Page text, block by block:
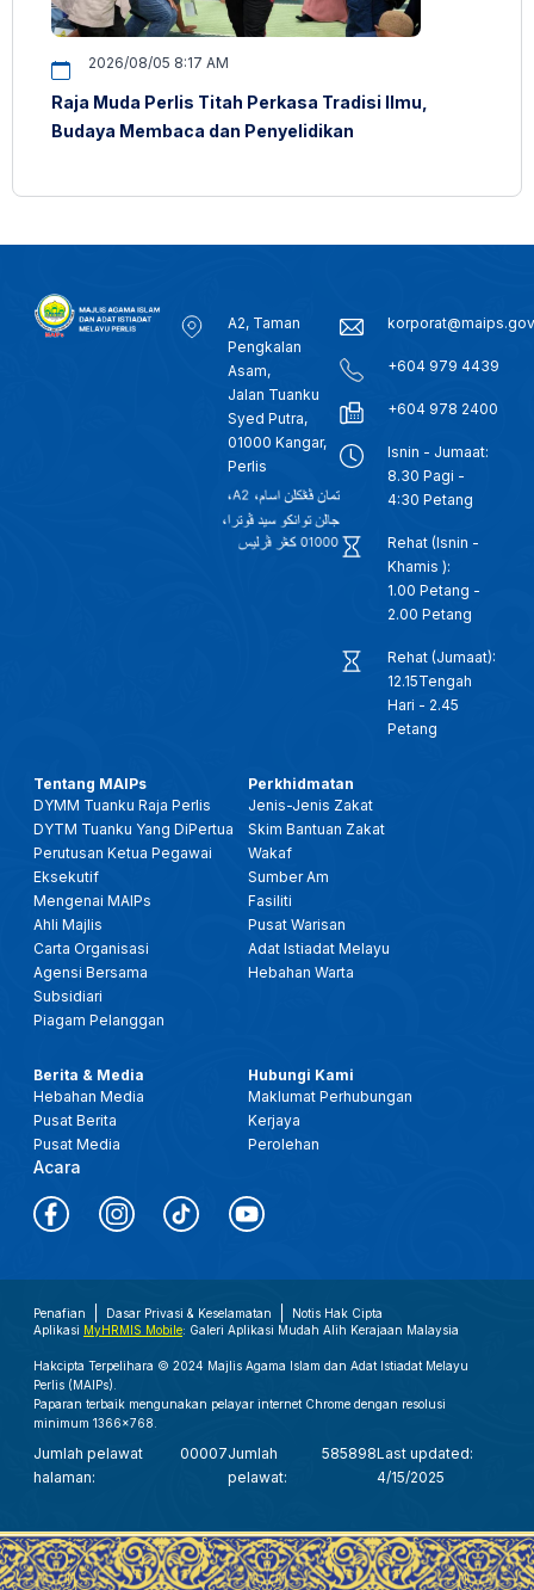
2026/08/05 8:17 AM
Raja Muda Perlis Titah Perkasa Tradisi Ilmu,
Budaya Membaca dan Penyelidikan
A2, Taman
Pengkalan
Asam,
Jalan Tuanku
Syed Putra,
01000 Kangar,
Perlis
+604 979 4439
+604 978 2400
Isnin - Jumaat:
8.30 Pagi -
4:30 Petang
Rehat (Isnin -
Khamis ):
1.00 Petang -
2.00 Petang
Rehat (Jumaat):
12.15Tengah
Hari - 2.45
Petang
Tentang MAIPs
DYMM Tuanku Raja Perlis
DYTM Tuanku Yang DiPertua
Perutusan Ketua Pegawai
Eksekutif
Mengenai MAIPs
Ahli Majlis
Carta Organisasi
Agensi Bersama
Subsidiari
Piagam Pelanggan
Perkhidmatan
Jenis-Jenis Zakat
Skim Bantuan Zakat
Wakaf
Sumber Am
Fasiliti
Pusat Warisan
Adat Istiadat Melayu
Hebahan Warta
Berita & Media
Hebahan Media
Pusat Berita
Pusat Media
Acara
Hubungi Kami
Maklumat Perhubungan
Kerjaya
Perolehan
Penafian Dasar Privasi & Keselamatan
Notis Hak Cipta
Aplikasi MyHRMIS Mobile: Galeri Aplikasi Mudah Alih Kerajaan Malaysia
Hakcipta Terpelihara © 2024 Majlis Agama Islam dan Adat Istiadat Melayu
Perlis (MAIPs).
Paparan terbaik mengunakan pelayar internet Chrome dengan resolusi
minimum 1366x768.
Jumlah pelawat
halaman:
00007Jumlah
pelawat:
585898Last updated:
4/15/2025